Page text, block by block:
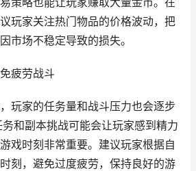
玩家关注热门物品的价格波动，把
市场不稳定导致的损失。
疲劳战斗
玩家的任务量和战斗压力也会逐步
和副本挑战可能会让玩家感到精力
戏时刻非常重要。建议玩家根据自
刻，避免过度疲劳，保持良好的游